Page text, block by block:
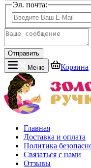
Эл. почта:
Отправить
Меню
Корзина
Главная
Доставка и оплата
Политика
Связаться с нами
Отзывы